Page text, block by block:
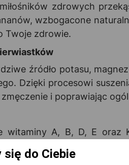
zdrowych
wzbogacone
Twoje zdrowie.
źródło potasu,
Dzięki procesowi
i poprawiając
witaminy A, B, D, E
nastroju. To zdrowa i
oraz zdrowiem na co
do Ciebie